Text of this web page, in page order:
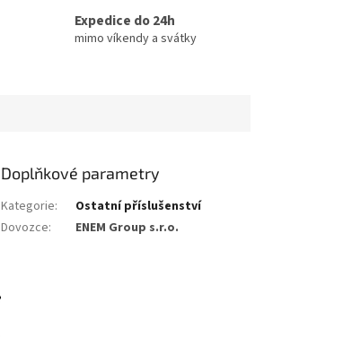
Expedice do 24h
mimo víkendy a svátky
Doplňkové parametry
Kategorie:
Ostatní příslušenství
Dovozce: ENEM Group s.r.o.